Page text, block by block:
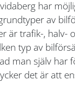
har
av
är trafik-, halv-
typ av
man själv har
det är att